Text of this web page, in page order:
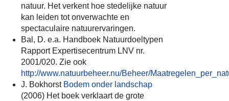
natuur. Het verkent hoe stedelijke natuur
kan leiden tot onverwachte en
spectaculaire natuurervaringen.
Bal, D. e.a. Handboek Natuurdoeltypen
Rapport Expertisecentrum LNV nr.
2001/020. Zie ook
http://www.natuurbeheer.nu/Beheer/
J. Bokhorst Bodem onder landschap
(2006) Het boek verklaart de grote